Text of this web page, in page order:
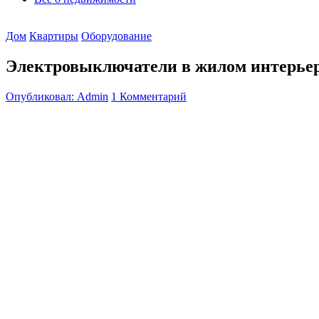
Дом Квартиры Оборудование
Электровыключатели в жилом
Опубликовал: Admin 1 Комментарий